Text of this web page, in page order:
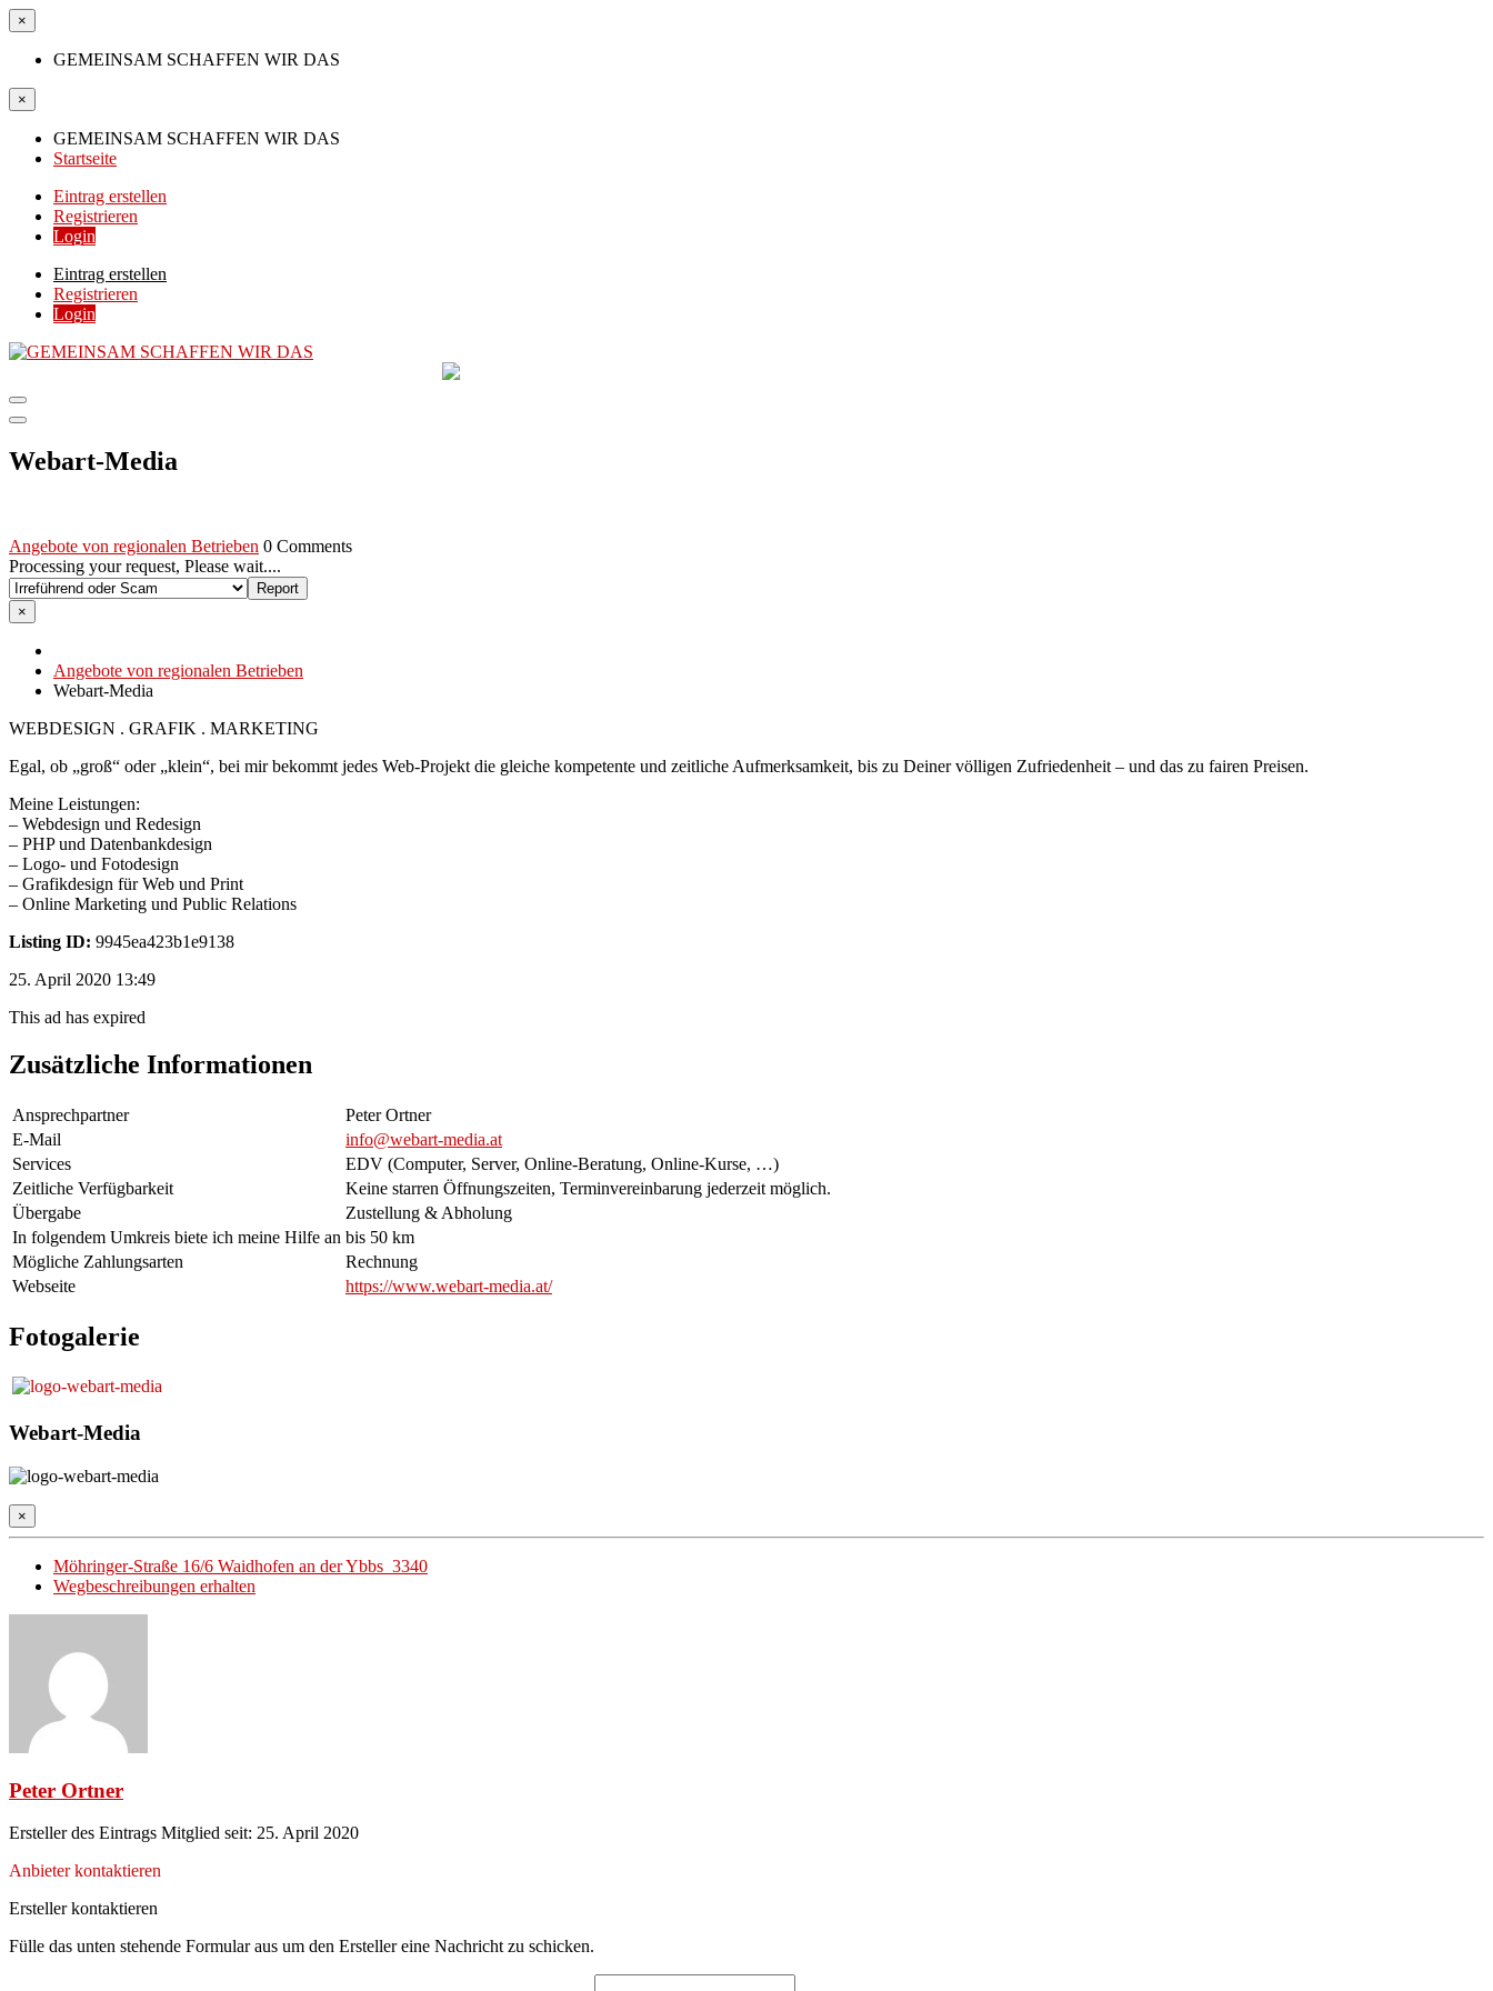
×
GEMEINSAM SCHAFFEN WIR DAS
×
GEMEINSAM SCHAFFEN WIR DAS
Startseite
Eintrag erstellen
Registrieren
Login
Eintrag erstellen
Registrieren
Login
Webart-Media
Angebote von regionalen Betrieben 0 Comments
Processing your request, Please wait....
×
Angebote von regionalen Betrieben
Webart-Media
WEBDESIGN . GRAFIK . MARKETING
Egal, ob „groß“ oder „klein“, bei mir bekommt jedes Web-Projekt die gleiche kompetente und zeitliche Aufmerksamkeit, bis zu Deiner völligen Zufriedenheit – und das zu fairen Preisen.
Meine Leistungen:
– Webdesign und Redesign
– PHP und Datenbankdesign
– Logo- und Fotodesign
– Grafikdesign für Web und Print
– Online Marketing und Public Relations
Listing ID: 9945ea423b1e9138
25. April 2020 13:49
This ad has expired
Zusätzliche Informationen
Ansprechpartner
Peter Ortner
E-Mail
info@webart-media.at
Services
EDV (Computer, Server, Online-Beratung, Online-Kurse, …)
Zeitliche Verfügbarkeit
Keine starren Öffnungszeiten, Terminvereinbarung jederzeit möglich.
Übergabe
Zustellung & Abholung
In folgendem Umkreis biete ich meine Hilfe an bis 50 km
Mögliche Zahlungsarten
Rechnung
Webseite
https://www.webart-media.at/
Fotogalerie
Webart-Media
×
Möhringer-Straße 16/6 Waidhofen an der Ybbs 3340
Wegbeschreibungen erhalten
Peter Ortner
Ersteller des Eintrags Mitglied seit: 25. April 2020
Anbieter kontaktieren
Ersteller kontaktieren
Fülle das unten stehende Formular aus um den Ersteller eine Nachricht zu schicken.